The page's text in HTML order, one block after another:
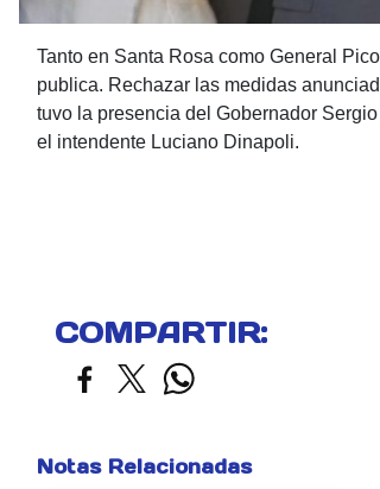
Tanto en Santa Rosa como General
publica. Rechazar las medidas
tuvo la presencia del Gobernador
el intendente Luciano Dinapoli.
COMPARTIR:
Notas Relacionadas